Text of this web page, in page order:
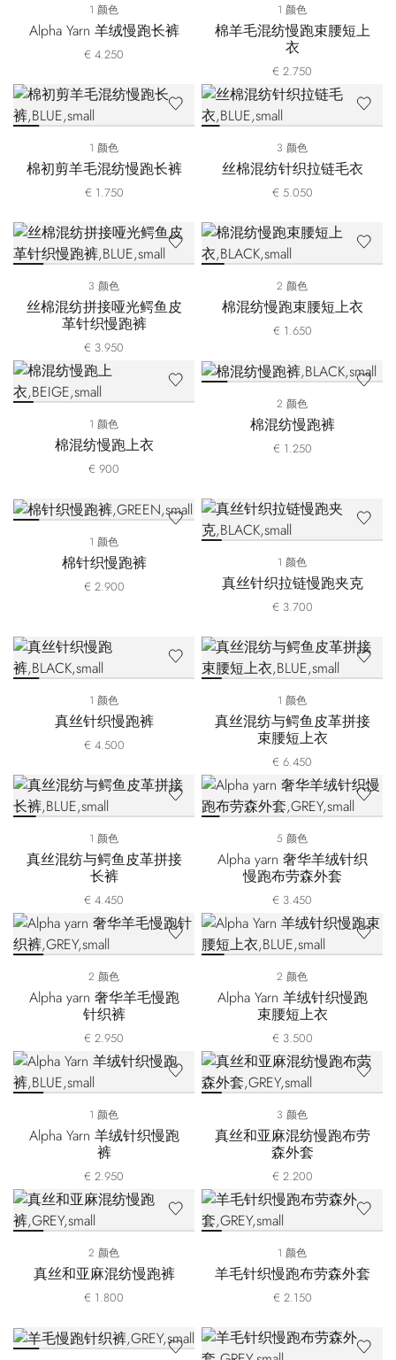
1 颜色
Alpha Yarn 羊绒慢跑长裤
€ 4.250
1 颜色
棉羊毛混纺慢跑束腰短上
衣
€ 2.750
1 颜色
棉初剪羊毛混纺慢跑长裤
€ 1.750
3 颜色
丝棉混纺针织拉链毛衣
€ 5.050
3 颜色
丝棉混纺拼接哑光鳄鱼皮
革针织慢跑裤
€ 3.950
2 颜色
棉混纺慢跑束腰短上衣
€ 1.650
1 颜色
棉混纺慢跑上衣
€ 900
2 颜色
棉混纺慢跑裤
€ 1.250
1 颜色
棉针织慢跑裤
€ 2.900
1 颜色
真丝针织拉链慢跑夹克
€ 3.700
1 颜色
真丝针织慢跑裤
€ 4.500
1 颜色
真丝混纺与鳄鱼皮革拼接
束腰短上衣
€ 6.450
1 颜色
真丝混纺与鳄鱼皮革拼接
长裤
€ 4.450
5 颜色
Alpha yarn 奢华羊绒针织
慢跑布劳森外套
€ 3.450
2 颜色
Alpha yarn 奢华羊毛慢跑
针织裤
€ 2.950
2 颜色
Alpha Yarn 羊绒针织慢跑
束腰短上衣
€ 3.500
1 颜色
Alpha Yarn 羊绒针织慢跑
裤
€ 2.950
3 颜色
真丝和亚麻混纺慢跑布劳
森外套
€ 2.200
2 颜色
真丝和亚麻混纺慢跑裤
€ 1.800
1 颜色
羊毛针织慢跑布劳森外套
€ 2.150